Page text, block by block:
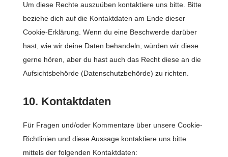
Um diese Rechte auszuüben kontaktiere uns bitte. Bitte
beziehe dich auf die Kontaktdaten am Ende dieser
Cookie-Erklärung. Wenn du eine Beschwerde darüber
hast, wie wir deine Daten behandeln, würden wir diese
gerne hören, aber du hast auch das Recht diese an die
Aufsichtsbehörde (Datenschutzbehörde) zu richten.
10. Kontaktdaten
Für Fragen und/oder Kommentare über unsere Cookie-
Richtlinien und diese Aussage kontaktiere uns bitte
mittels der folgenden Kontaktdaten: